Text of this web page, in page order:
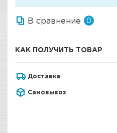
В сравнение 0
КАК ПОЛУЧИТЬ ТОВАР
Доставка
Самовывоз